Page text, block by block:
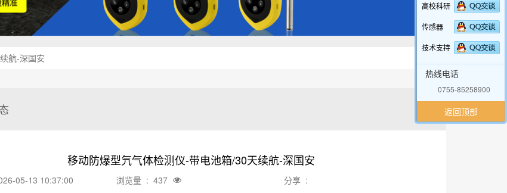
航-深国安
移动防爆型氕气体检测仪-带电池箱/30天续航-深国安
05-13 10:37:00 浏览量 : 437
分享 :
高校科研
传感器
技术支持
热线电话
0755-85258900
返回顶部